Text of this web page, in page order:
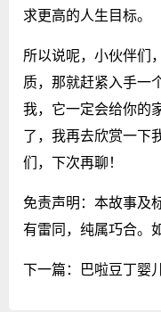
求更高的人生目标。
所以说呢，小伙伴们
质，那就赶紧入手一
我，它一定会给你的
了，我再去欣赏一下
们，下次再聊！
免责声明：本故事及
有雷同，纯属巧合。
下一篇： 巴啦豆丁婴